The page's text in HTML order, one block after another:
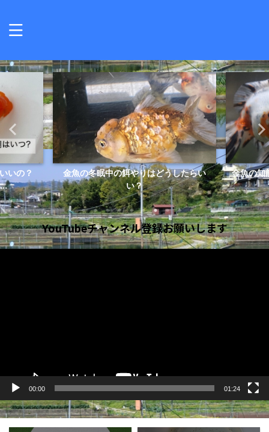
いの？
金魚の冬眠中の餌やりはどうしたらい
い？
金魚の知
YouTubeチャンネル登録お願いします
00:00 01:24